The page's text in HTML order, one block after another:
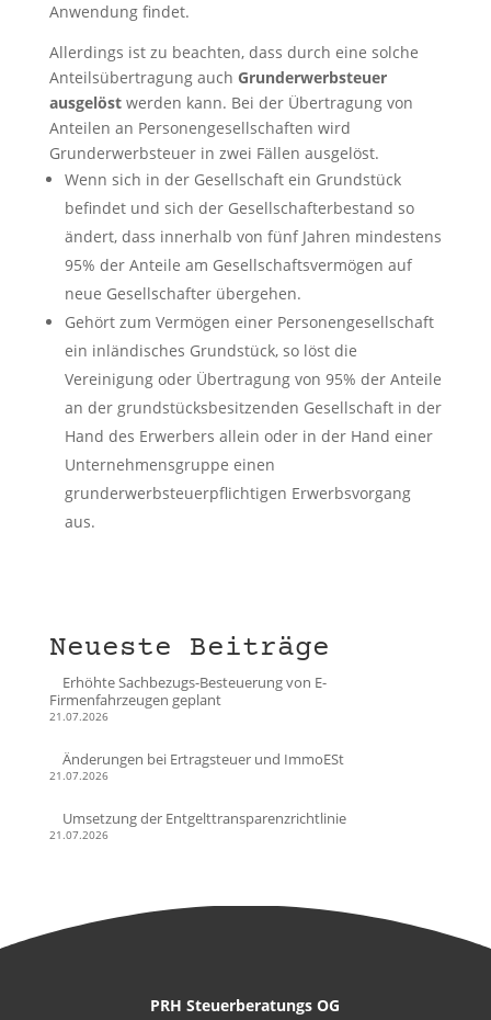
Anwendung findet.
Allerdings ist zu beachten, dass durch eine solche
Anteilsübertragung auch Grunderwerbsteuer
ausgelöstwerden kann. Bei der Übertragung von
Anteilen an Personengesellschaften wird
Grunderwerbsteuer in zwei Fällen ausgelöst.
Wenn sich in der Gesellschaft ein Grundstück
befindet und sich der Gesellschafterbestand so
ändert, dass innerhalb von fünf Jahren mindestens
95% der Anteile am Gesellschaftsvermögen auf
neue Gesellschafter übergehen.
Gehört zum Vermögen einer Personengesellschaft
ein inländisches Grundstück, so löst die
Vereinigung oder Übertragung von 95% der Anteile
an der grundstücksbesitzenden Gesellschaft in der
Hand des Erwerbers allein oder in der Hand einer
Unternehmensgruppe einen
grunderwerbsteuerpflichtigen Erwerbsvorgang
aus.
Neueste Beiträge
Erhöhte Sachbezugs-Besteuerung von E-
Firmenfahrzeugen geplant
21.07.2026
Änderungen bei Ertragsteuer und ImmoESt
21.07.2026
Umsetzung der Entgelttransparenzrichtlinie
21.07.2026
PRH Steuerberatungs OG